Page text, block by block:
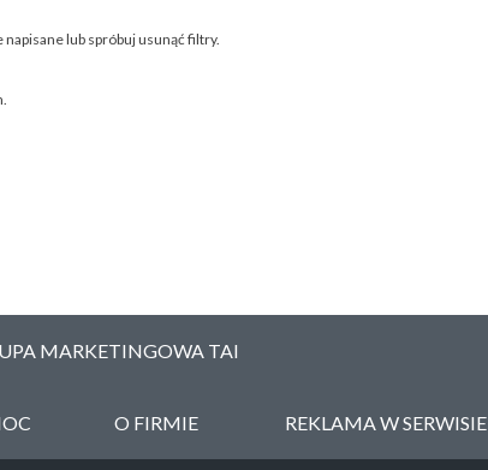
napisane lub spróbuj usunąć filtry.
MARKETINGOWA TAI
O FIRMIE REKLAMA W SERWISIE